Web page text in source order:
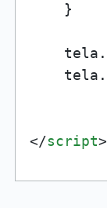
    }
    tela.
    tela.
</script>